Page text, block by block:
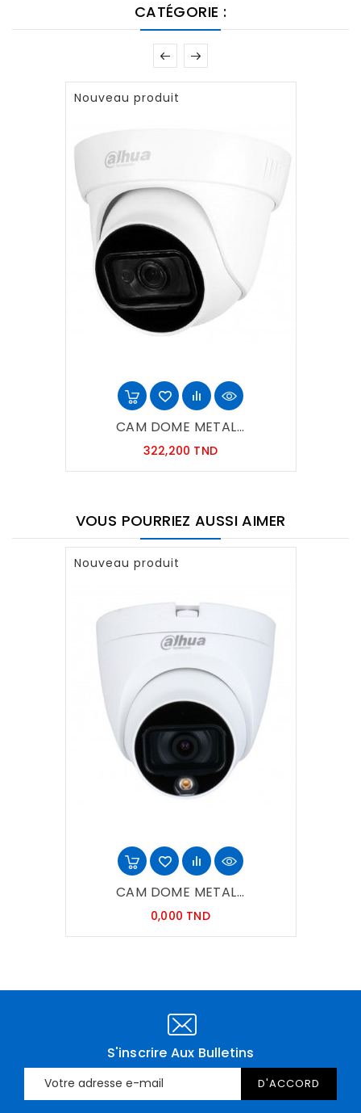
CATÉGORIE :
Nouveau produit
CAM DOME METAL...
322,200 TNDPrix
VOUS POURRIEZ AUSSI AIMER
Nouveau produit
CAM DOME METAL...
0,000 TNDPrix
S'inscrire Aux Bulletins